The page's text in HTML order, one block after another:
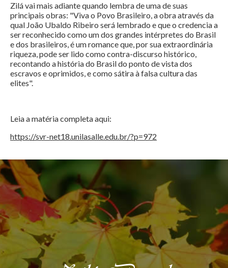
Zilá vai mais adiante quando lembra de uma de suas
principais obras: "Viva o Povo Brasileiro, a obra através da
qual João Ubaldo Ribeiro será lembrado e que o credencia a
ser reconhecido como um dos grandes intérpretes do Brasil
e dos brasileiros, é um romance que, por sua extraordinária
riqueza, pode ser lido como contra-discurso histórico,
recontando a história do Brasil do ponto de vista dos
escravos e oprimidos, e como sátira à falsa cultura das
elites".
Leia a matéria completa aqui:
https://svr-net18.unilasalle.edu.br/?p=972